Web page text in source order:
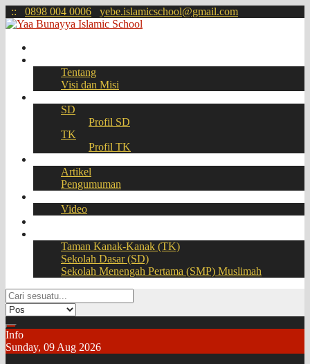
:: 0898 004 0006 yebe.islamicschool@gmail.com
Tentang
Visi dan Misi
SD
Profil SD
TK
Profil TK
Artikel
Pengumuman
Video
Taman Kanak-Kanak (TK)
Sekolah Dasar (SD)
Sekolah Menengah Pertama (SMP) Muslimah
Info
Sunday, 09 Aug 2026